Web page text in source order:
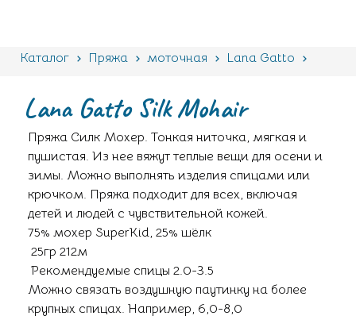
Каталог Пряжа моточная
Lana Gatto
Пряжа Силк Мохер. Тонкая ниточка, мягкая и
пушистая. Из нее вяжут теплые вещи для осени и
зимы. Можно выполнять изделия спицами или
крючком. Пряжа подходит для всех, включая
детей и людей с чувствительной кожей.
75% мохер SuperKid, 25% шёлк
25гр 212м
Рекомендуемые спицы 2.0-3.5
Можно связать воздушную паутинку на более
крупных спицах. Например, 6,0-8,0
Lana Gatto Silk Mohair